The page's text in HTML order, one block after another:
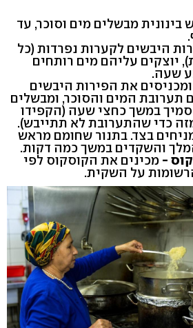
בינונית מבשלים מים וסוכר, עד
היבשים לקערות נפרדות (כל
יוצקים עליהם מים רותחים
שעה.
את הפירות היבשים
תערובת המים והסוכר, ומבשלים
במשך כחצי שעה (הקפידו
כדי שהתערובת לא תתייבש).
בצד. בתנור שחומם מראש
והשקדים במשך כמה דקות.
- מכינים את הקוסקוס לפי
על השקית.